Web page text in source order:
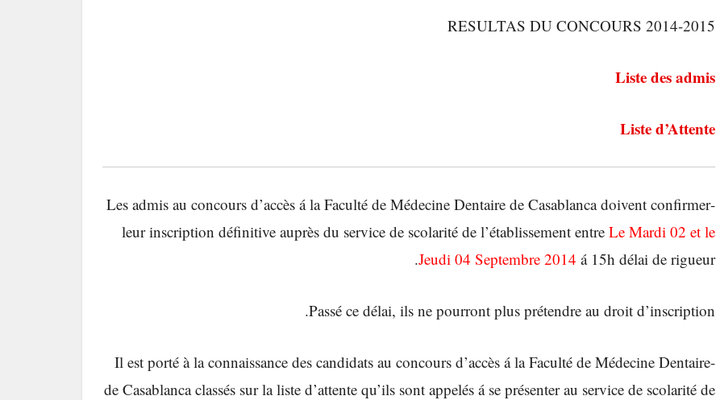
RESULTAS DU CONCOURS 2014-2015
Liste des admis
Liste d’Attente
-Les admis au concours d’accès á la Faculté de Médecine Dentaire de Casablanca doivent confirmer
leur inscription définitive auprès du service de scolarité de l’établissement entre Le Mardi 02 et le
Jeudi 04 Septembre 2014 á 15h délai de rigueur.
Passé ce délai, ils ne pourront plus prétendre au droit d’inscription.
-Il est porté à la connaissance des candidats au concours d’accès á la Faculté de Médecine Dentaire
de Casablanca classés sur la liste d’attente qu’ils sont appelés á se présenter au service de scolarité de